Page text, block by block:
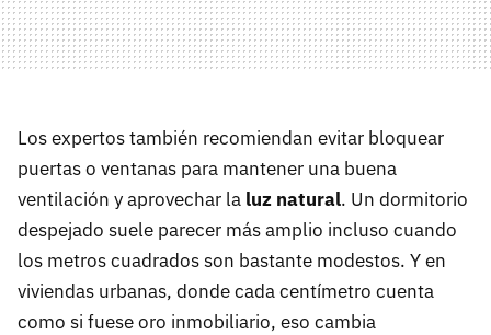
Los expertos también recomiendan evitar bloquear
puertas o ventanas para mantener una buena
ventilación y aprovechar la luz natural. Un dormitorio
despejado suele parecer más amplio incluso cuando
los metros cuadrados son bastante modestos. Y en
viviendas urbanas, donde cada centímetro cuenta
como si fuese oro inmobiliario, eso cambia